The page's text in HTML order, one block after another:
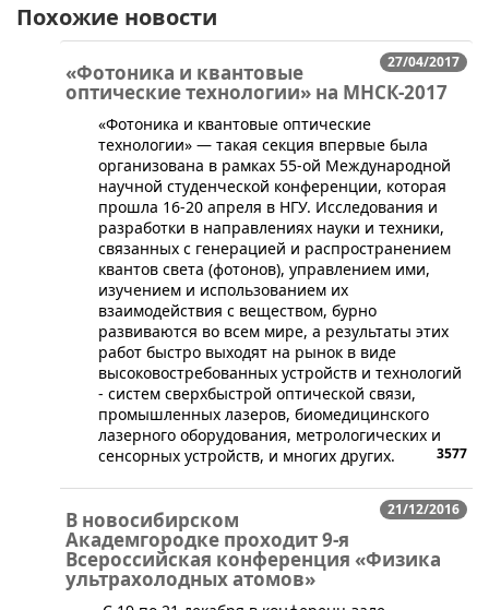
Похожие новости
27/04/2017
«Фотоника и квантовые
оптические технологии» на МНСК-2017
«Фотоника и квантовые оптические
технологии» — такая секция впервые была
организована в рамках 55-ой Международной
научной студенческой конференции, которая
прошла 16-20 апреля в НГУ. Исследования и
разработки в направлениях науки и техники,
связанных с генерацией и распространением
квантов света (фотонов), управлением ими,
изучением и использованием их
взаимодействия с веществом, бурно
развиваются во всем мире, а результаты этих
работ быстро выходят на рынок в виде
высоковостребованных устройств и технологий
- систем сверхбыстрой оптической связи,
промышленных лазеров, биомедицинского
лазерного оборудования, метрологических и
сенсорных устройств, и многих других.
3577
21/12/2016
В новосибирском
Академгородке проходит 9-я
Всероссийская конференция «Физика
ультрахолодных атомов»